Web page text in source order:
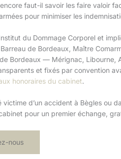
faut-il savoir les faire valoir
pour minimiser les
du Dommage Corporel et
de Bordeaux, Maître
de Bordeaux — Mérignac, Libourne,
et fixés par convention
honoraires du cabinet.
victime d’un accident à Bègles ou
pour un premier échange,
nous